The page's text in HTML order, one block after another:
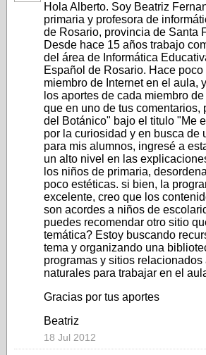
Hola Alberto. Soy Beatriz
primaria y profesora de
de Rosario, provincia de Santa
Desde hace 15 años trabajo
del área de Informática
Español de Rosario. Hace
miembro de Internet en el aula,
los aportes de cada miembro
que en uno de tus comentarios,
del Botánico" bajo el titulo "Me
por la curiosidad y en busca de
para mis alumnos, ingresé a
un alto nivel en las
los niños de primaria,
poco estéticas. si bien, la
excelente, creo que los
son acordes a niños de
puedes recomendar otro sitio
temática? Estoy buscando
tema y organizando una
programas y sitios relacionados
naturales para trabajar en el
Gracias por tus aportes
Beatriz
18 Jul 2012